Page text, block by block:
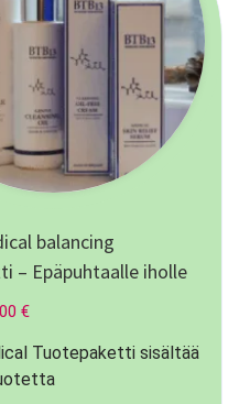
balancing
– Epäpuhtaalle iholle
€
Tuotepaketti sisältää